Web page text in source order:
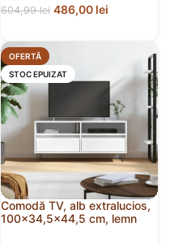
604,99lei 486,00 lei
OFERTĂ
STOC EPUIZAT
Comodă TV, alb extralucios,
100×34,5×44,5 cm, lemn